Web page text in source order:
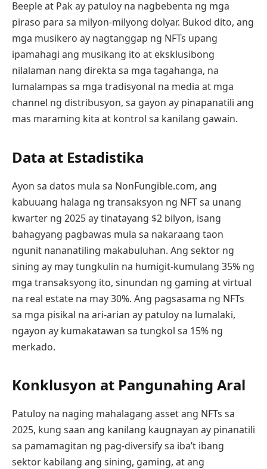
Beeple at Pak ay patuloy na nagbebenta ng mga
piraso para sa milyon-milyong dolyar. Bukod dito, ang
mga musikero ay nagtanggap ng NFTs upang
ipamahagi ang musikang ito at eksklusibong
nilalaman nang direkta sa mga tagahanga, na
lumalampas sa mga tradisyonal na media at mga
channel ng distribusyon, sa gayon ay pinapanatili ang
mas maraming kita at kontrol sa kanilang gawain.
Data at Estadistika
Ayon sa datos mula sa NonFungible.com, ang
kabuuang halaga ng transaksyon ng NFT sa unang
kwarter ng 2025 ay tinatayang $2 bilyon, isang
bahagyang pagbawas mula sa nakaraang taon
ngunit nananatiling makabuluhan. Ang sektor ng
sining ay may tungkulin na humigit-kumulang 35% ng
mga transaksyong ito, sinundan ng gaming at virtual
na real estate na may 30%. Ang pagsasama ng NFTs
sa mga pisikal na ari-arian ay patuloy na lumalaki,
ngayon ay kumakatawan sa tungkol sa 15% ng
merkado.
Konklusyon at Pangunahing Aral
Patuloy na naging mahalagang asset ang NFTs sa
2025, kung saan ang kanilang kaugnayan ay pinanatili
sa pamamagitan ng pag-diversify sa iba’t ibang
sektor kabilang ang sining, gaming, at ang